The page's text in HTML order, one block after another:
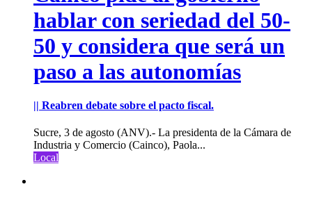
hablar con seriedad del 50-
50 y considera que será un
paso a las autonomías
|| Reabren debate sobre el pacto fiscal.
Sucre, 3 de agosto (ANV).- La presidenta de la Cámara de
Industria y Comercio (Cainco), Paola...
Local